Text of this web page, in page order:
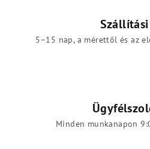
5–15 nap, a mérettől és az
Minden munkanapon